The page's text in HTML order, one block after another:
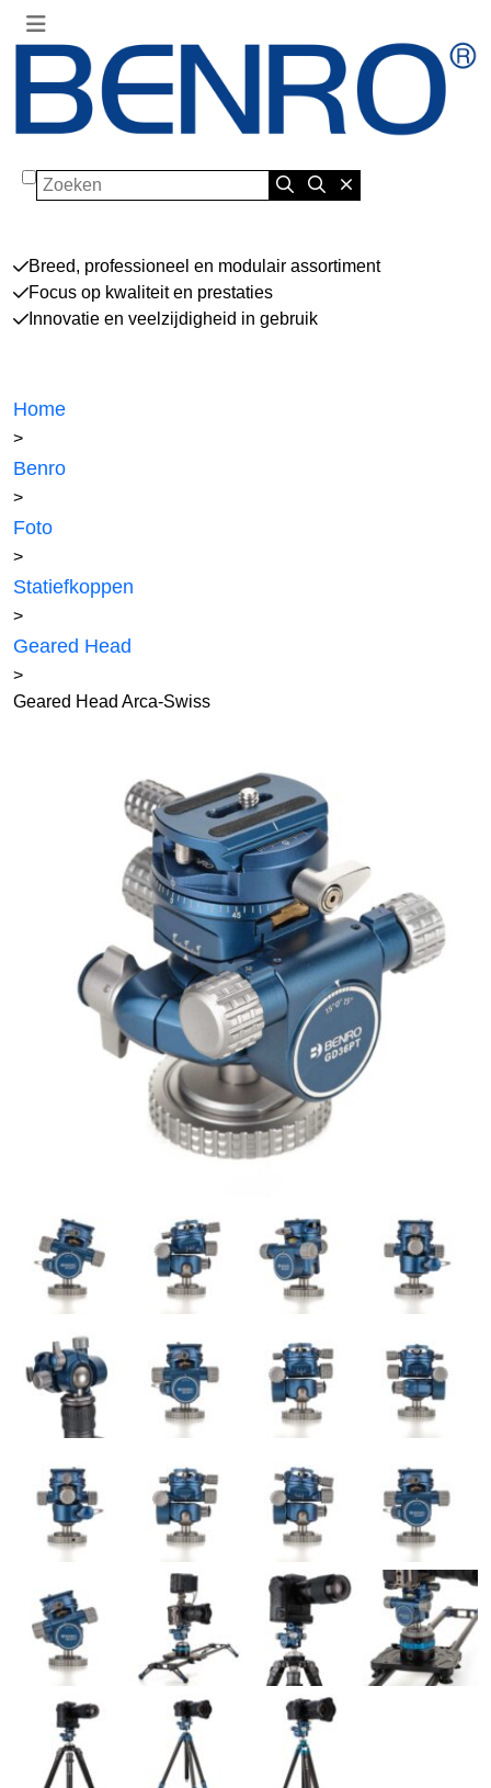
Zoeken
Breed, professioneel en modulair assortiment
Focus op kwaliteit en prestaties
Innovatie en veelzijdigheid in gebruik
Home
>
Benro
>
Foto
>
Statiefkoppen
>
Geared Head
>
Geared Head Arca-Swiss